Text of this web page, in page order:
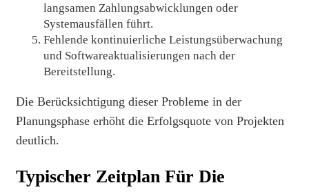
langsamen Zahlungsabwicklungen oder
Systemausfällen führt.
Fehlende kontinuierliche Leistungsüberwachung
und Softwareaktualisierungen nach der
Bereitstellung.
Die Berücksichtigung dieser Probleme in der
Planungsphase erhöht die Erfolgsquote von Projekten
deutlich.
Typischer Zeitplan Für Die